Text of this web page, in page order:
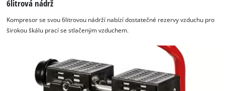
6litrová nádrž
Kompresor se svou 6litrovou nádrží nabízí dostatečné rezervy vzduchu pro
širokou škálu prací se stlačeným vzduchem.